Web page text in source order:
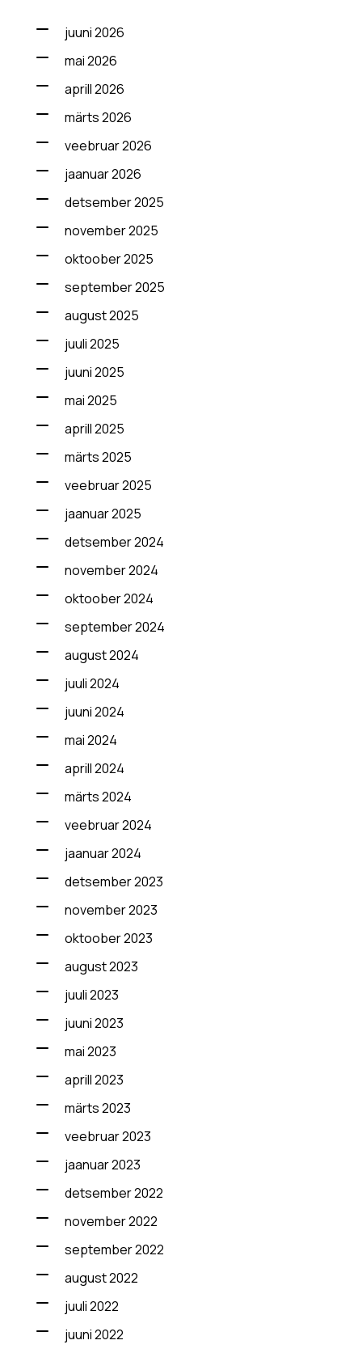
juuni 2026
mai 2026
aprill 2026
märts 2026
veebruar 2026
jaanuar 2026
detsember 2025
november 2025
oktoober 2025
september 2025
august 2025
juuli 2025
juuni 2025
mai 2025
aprill 2025
märts 2025
veebruar 2025
jaanuar 2025
detsember 2024
november 2024
oktoober 2024
september 2024
august 2024
juuli 2024
juuni 2024
mai 2024
aprill 2024
märts 2024
veebruar 2024
jaanuar 2024
detsember 2023
november 2023
oktoober 2023
august 2023
juuli 2023
juuni 2023
mai 2023
aprill 2023
märts 2023
veebruar 2023
jaanuar 2023
detsember 2022
november 2022
september 2022
august 2022
juuli 2022
juuni 2022